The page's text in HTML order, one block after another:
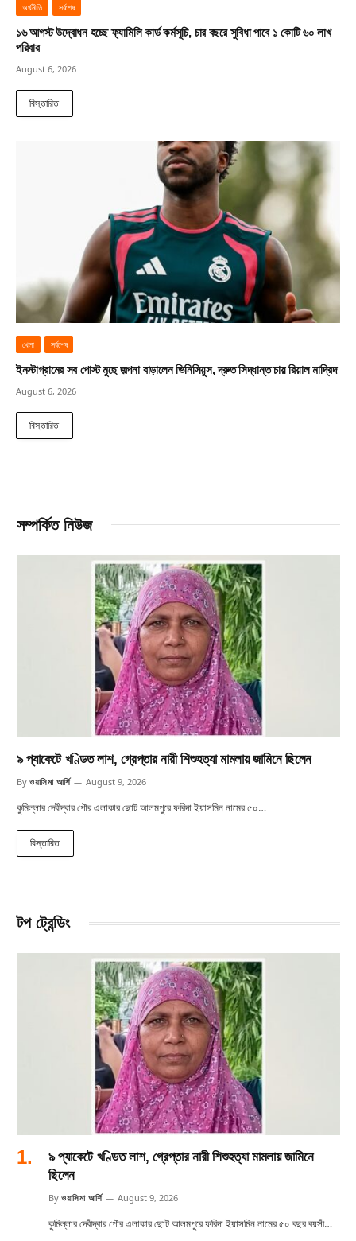
অর্থনীতি সর্বশেষ
১৬ আগস্ট উদ্বোধন হচ্ছে ফ্যামিলি কার্ড কর্মসূচি, চার বছরে সুবিধা পাবে ১ কোটি ৬০ লাখ
পরিবার
August 6, 2026
বিস্তারিত
খেলা সর্বশেষ
ইনস্টাগ্রামের সব পোস্ট মুছে জল্পনা বাড়ালেন ভিনিসিয়ুস, দ্রুত সিদ্ধান্ত চায় রিয়াল মাদ্রিদ
August 6, 2026
বিস্তারিত
সম্পর্কিত নিউজ
৯ প্যাকেটে খণ্ডিত লাশ, গ্রেপ্তার নারী শিশুহত্যা মামলায় জামিনে ছিলেন
By ওয়াসিমা আর্শি August 9, 2026
কুমিল্লার দেবীদ্বার পৌর এলাকার ছোট আলমপুরে ফরিদা ইয়াসমিন নামের ৫০…
বিস্তারিত
টপ ট্রেন্ডিং
৯ প্যাকেটে খণ্ডিত লাশ, গ্রেপ্তার নারী শিশুহত্যা মামলায় জামিনে
ছিলেন
By ওয়াসিমা আর্শি August 9, 2026
কুমিল্লার দেবীদ্বার পৌর এলাকার ছোট আলমপুরে ফরিদা ইয়াসমিন নামের ৫০ বছর বয়সী…